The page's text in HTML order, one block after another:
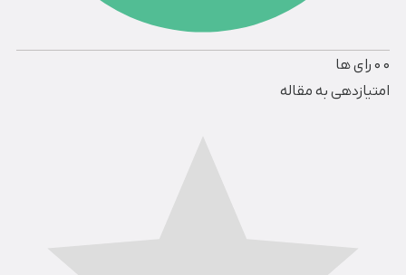
0
0رای ها
امتیازدهی به مقاله